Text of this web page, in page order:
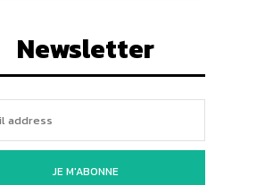
Newsletter
JE M'ABONNE